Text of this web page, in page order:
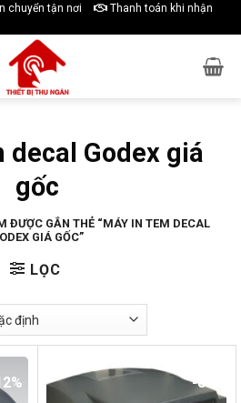
chuyển tận nơi
Thanh toán khi nhận
decal Godex giá
gốc
ĐƯỢC GẮN THẺ “MÁY IN TEM DECAL
GIÁ GỐC”
LỌC
-8%